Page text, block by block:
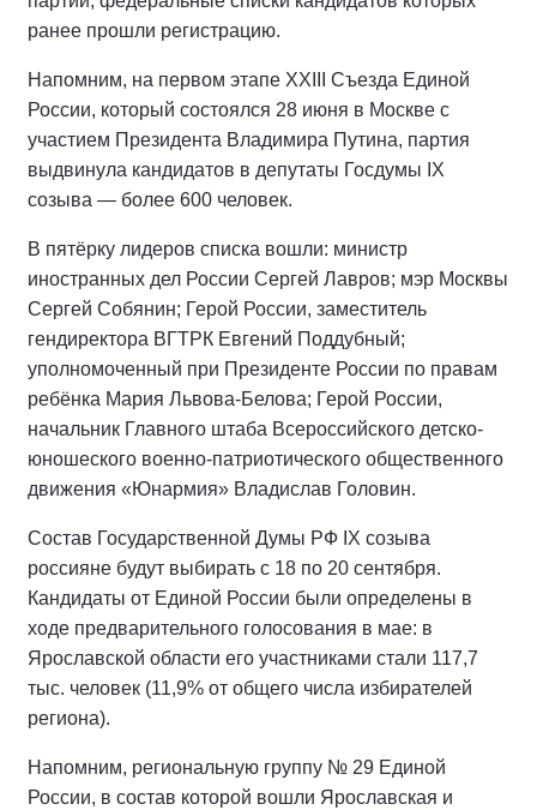
ранее прошли регистрацию.
Напомним, на первом этапе XXIII Съезда Единой
России, который состоялся 28 июня в Москве с
участием Президента Владимира Путина, партия
выдвинула кандидатов в депутаты Госдумы IX
созыва — более 600 человек.
В пятёрку лидеров списка вошли: министр
иностранных дел России Сергей Лавров; мэр Москвы
Сергей Собянин; Герой России, заместитель
гендиректора ВГТРК Евгений Поддубный;
уполномоченный при Президенте России по правам
ребёнка Мария Львова-Белова; Герой России,
начальник Главного штаба Всероссийского детско-
юношеского военно-патриотического общественного
движения «Юнармия» Владислав Головин.
Состав Государственной Думы РФ IХ созыва
россияне будут выбирать с 18 по 20 сентября.
Кандидаты от Единой России были определены в
ходе предварительного голосования в мае: в
Ярославской области его участниками стали 117,7
тыс. человек (11,9% от общего числа избирателей
региона).
Напомним, региональную группу № 29 Единой
России, в состав которой вошли Ярославская и